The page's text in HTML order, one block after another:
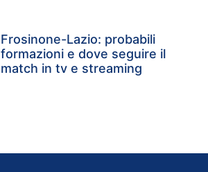
Frosinone-Lazio: probabili
formazioni e dove seguire il
match in tv e streaming